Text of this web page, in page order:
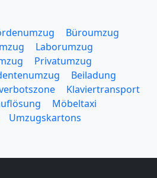
Büroumzug
Laborumzug
Privatumzug
Beiladung
Klaviertransport
Möbeltaxi
Umzugskartons